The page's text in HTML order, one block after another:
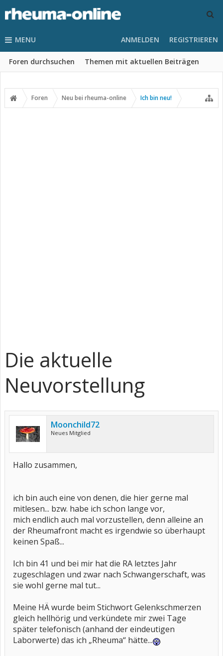
MENU
Foren durchsuchen Themen mit aktuellen Beiträgen
ANMELDEN REGISTRIEREN
Foren Neu bei rheuma-online Ich bin neu!
Die aktuelle
Neuvorstellung
Moonchild72
Neues Mitglied
Hallo zusammen,
ich bin auch eine von denen, die hier gerne mal
mitlesen... bzw. habe ich schon lange vor,
mich endlich auch mal vorzustellen, denn alleine an
der Rheumafront macht es irgendwie so überhaupt
keinen Spaß...
Ich bin 41 und bei mir hat die RA letztes Jahr
zugeschlagen und zwar nach Schwangerschaft, was
sie wohl gerne mal tut...
Meine HÄ wurde beim Stichwort Gelenkschmerzen
gleich hellhörig und verkündete mir zwei Tage
später telefonisch (anhand der eindeutigen
Laborwerte) das ich „Rheuma“ hätte...